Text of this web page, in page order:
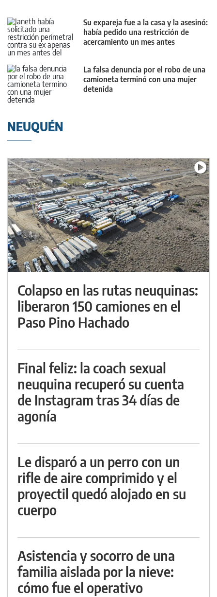
Su expareja fue a la casa y la asesinó:
había pedido una restricción de
acercamiento un mes antes
La falsa denuncia por el robo de una
camioneta terminó con una mujer
detenida
NEUQUÉN
Colapso en las rutas neuquinas:
liberaron 150 camiones en el
Paso Pino Hachado
Final feliz: la coach sexual
neuquina recuperó su cuenta
de Instagram tras 34 días de
agonía
Le disparó a un perro con un
rifle de aire comprimido y el
proyectil quedó alojado en su
cuerpo
Asistencia y socorro de una
familia aislada por la nieve:
cómo fue el operativo